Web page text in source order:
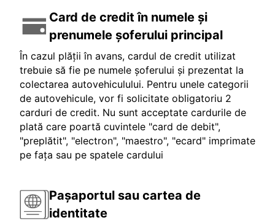
Card de credit în numele și
prenumele șoferului principal
În cazul plății în avans, cardul de credit utilizat
trebuie să fie pe numele șoferului și prezentat la
colectarea autovehiculului. Pentru unele categorii
de autovehicule, vor fi solicitate obligatoriu 2
carduri de credit. Nu sunt acceptate cardurile de
plată care poartă cuvintele "card de debit",
"preplătit", "electron", "maestro", "ecard" imprimate
pe fața sau pe spatele cardului
Pașaportul sau cartea de
identitate